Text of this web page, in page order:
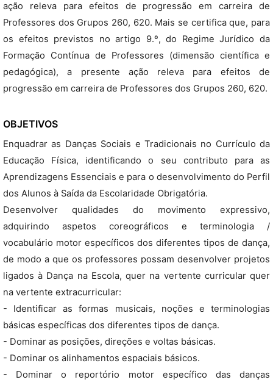
ação releva para efeitos de progressão em carreira de
Professores dos Grupos 260, 620. Mais se certifica que, para
os efeitos previstos no artigo 9.º, do Regime Jurídico da
Formação Contínua de Professores (dimensão científica e
pedagógica), a presente ação releva para efeitos de
progressão em carreira de Professores dos Grupos 260, 620.
OBJETIVOS
Enquadrar as Danças Sociais e Tradicionais no Currículo da
Educação Física, identificando o seu contributo para as
Aprendizagens Essenciais e para o desenvolvimento do Perfil
dos Alunos à Saída da Escolaridade Obrigatória.
Desenvolver qualidades do movimento expressivo,
adquirindo aspetos coreográficos e terminologia /
vocabulário motor específicos dos diferentes tipos de dança,
de modo a que os professores possam desenvolver projetos
ligados à Dança na Escola, quer na vertente curricular quer
na vertente extracurricular:
- Identificar as formas musicais, noções e terminologias
básicas específicas dos diferentes tipos de dança.
- Dominar as posições, direções e voltas básicas.
- Dominar os alinhamentos espaciais básicos.
- Dominar o reportório motor específico das danças